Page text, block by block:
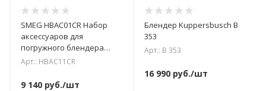
SMEG HBAC01CR Набор
аксессуаров для
погружного блендера
HBF01CREU, кремовый
Арт.: HBAC11CR
9 140 руб./шт
Блендер Kuppersbusch B
353
Арт.: B 353
16 990руб./шт